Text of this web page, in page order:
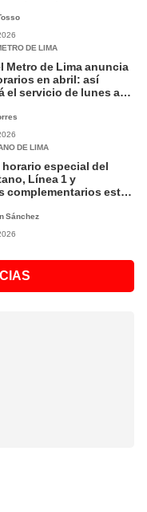
DE LIMA
Metro de Lima anuncia
en abril: así
el servicio de lunes a
DE LIMA
horario especial del
Línea 1 y
complementarios este
Sánchez